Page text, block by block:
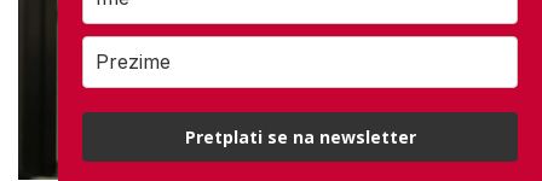
Pretplati se na newsletter